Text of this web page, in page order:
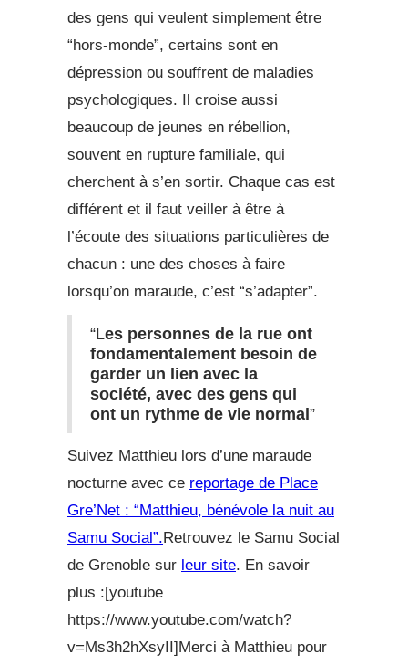
des gens qui veulent simplement être
“hors-monde”, certains sont en
dépression ou souffrent de maladies
psychologiques. Il croise aussi
beaucoup de jeunes en rébellion,
souvent en rupture familiale, qui
cherchent à s’en sortir. Chaque cas est
différent et il faut veiller à être à
l’écoute des situations particulières de
chacun : une des choses à faire
lorsqu’on maraude, c’est “s’adapter”.
“Les personnes de la rue ont
fondamentalement besoin de
garder un lien avec la
société, avec des gens qui
ont un rythme de vie normal ”
Suivez Matthieu lors d’une maraude
nocturne avec ce reportage de Place
Gre’Net : “Matthieu, bénévole la nuit au
Samu Social”.Retrouvez le Samu Social
de Grenoble sur leur site. En savoir
plus :[youtube
https://www.youtube.com/watch?
v=Ms3h2hXsyII]Merci à Matthieu pour